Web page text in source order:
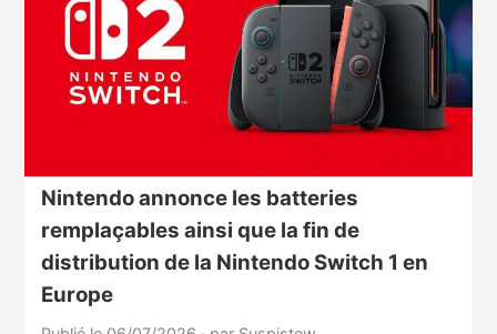
Nintendo annonce les batteries
remplaçables ainsi que la fin de
distribution de la Nintendo Switch 1 en
Europe